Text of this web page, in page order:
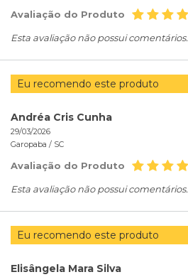
Avaliação do Produto
Esta avaliação não possui comentários.
Eu recomendo este produto
Andréa Cris Cunha
29/03/2026
Garopaba / SC
Avaliação do Produto
Esta avaliação não possui comentários.
Eu recomendo este produto
Elisângela Mara Silva